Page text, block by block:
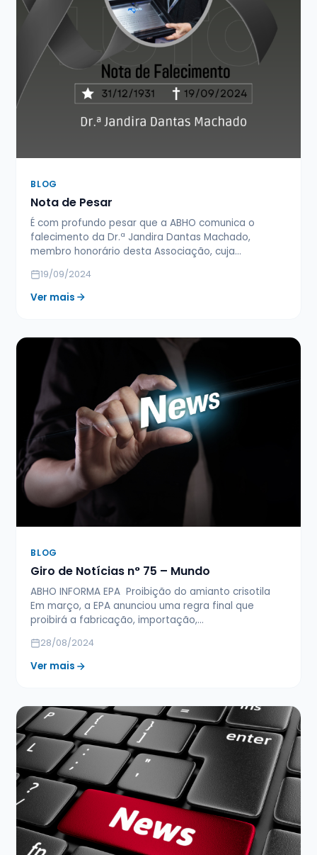
BLOG
Nota de Pesar
É com profundo pesar que a ABHO comunica o
falecimento da Dr.ª Jandira Dantas Machado,
membro honorário desta Associação, cuja…
19/09/2024
Ver mais
BLOG
Giro de Notícias n° 75 – Mundo
ABHO INFORMA EPA Proibição do amianto crisotila
Em março, a EPA anunciou uma regra final que
proibirá a fabricação, importação,…
28/08/2024
Ver mais